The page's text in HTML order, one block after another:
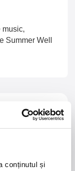
conținutul și
music,
Summer Well
Jay - La Dolce